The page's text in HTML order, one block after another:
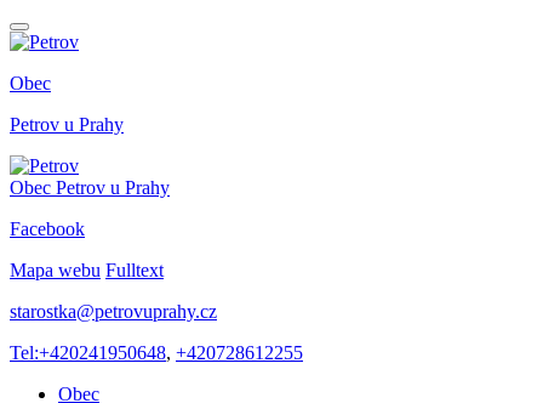
Obec
Petrov u Prahy
Obec Petrov u Prahy
Facebook
Mapa webu Fulltext
starostka@petrovuprahy.cz
Tel:+420241950648, +420728612255
Obec